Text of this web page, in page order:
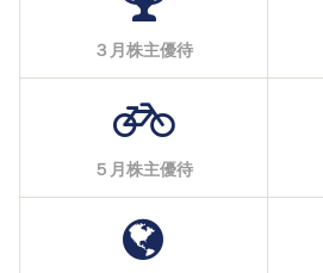
３月株主優待
５月株主優待